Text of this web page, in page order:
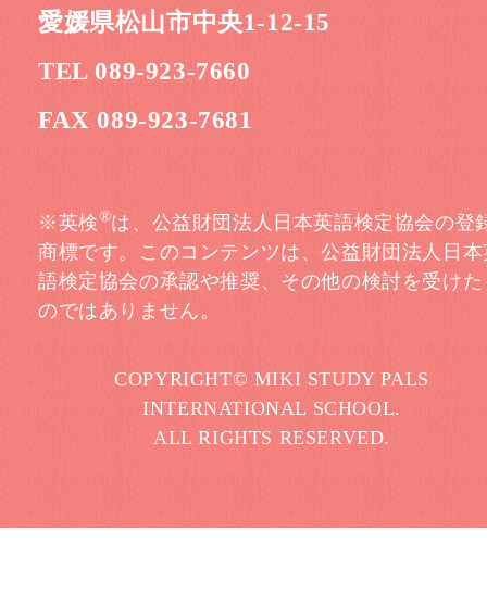
愛媛県松山市中央1-12-15
TEL 089-923-7660
FAX 089-923-7681
※英検®は、公益財団法人日本英語検定協会の登
商標です。このコンテンツは、公益財団法人日本
語検定協会の承認や推奨、その他の検討を受けた
のではありません。
COPYRIGHT© MIKI STUDY PALS
INTERNATIONAL SCHOOL.
ALL RIGHTS RESERVED.